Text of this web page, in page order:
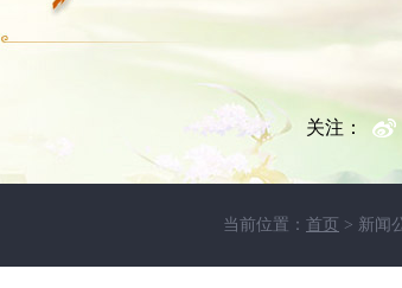
关注：
当前位置： 首页 > 新闻